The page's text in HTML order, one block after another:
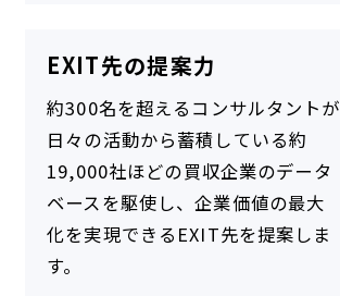
EXIT先の提案力
約300名を超えるコンサルタントが
日々の活動から蓄積している約
19,000社ほどの買収企業のデータ
ベースを駆使し、企業価値の最大
化を実現できるEXIT先を提案しま
す。